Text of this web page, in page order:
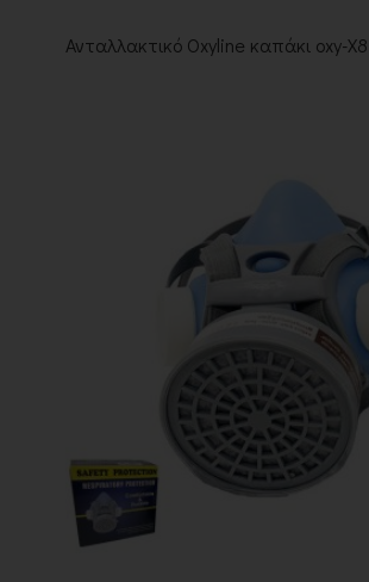
Ανταλλακτικό Oxyline καπάκι oxy-X8